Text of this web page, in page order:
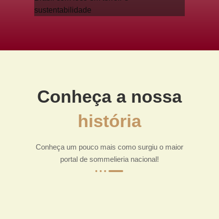
Conheça a nossa
história
Conheça um pouco mais como surgiu o maior
portal de sommelieria nacional!